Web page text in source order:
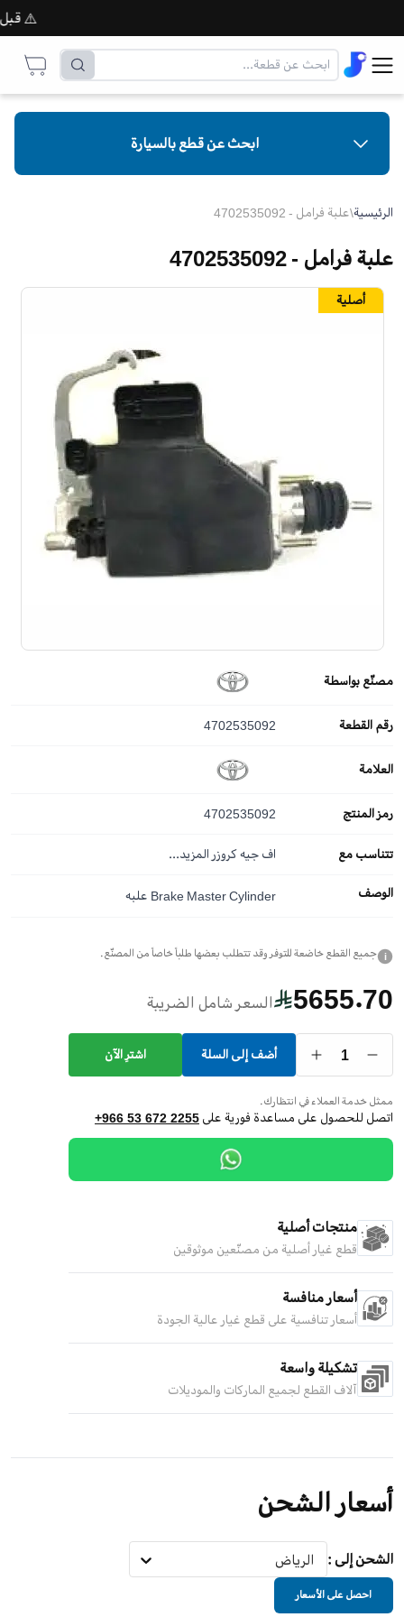
⚠️ قبل
ابحث عن قطع بالسيارة
الرئيسية\علبة فرامل - 4702535092
علبة فرامل - 4702535092
مصنّع بواسطة
رقم القطعة 4702535092
العلامة
رمز المنتج 4702535092
تتناسب مع اف جيه كروزر المزيد...
الوصف Brake Master Cylinder علبه
i جميع القطع خاضعة للتوفر وقد تتطلب بعضها طلباً خاصاً من المصنّع.
5655.70 السعر شامل الضريبة
1 أضف إلى السلة اشترِ الآن
ممثل خدمة العملاء في انتظارك.
اتصل للحصول على مساعدة فورية على +966 53 672 2255
منتجات أصلية
قطع غيار أصلية من مصنّعين موثوقين
أسعار منافسة
أسعار تنافسية على قطع غيار عالية الجودة
تشكيلة واسعة
آلاف القطع لجميع الماركات والموديلات
أصلية
أسعار الشحن
الشحن إلى : الرياض
احصل على الأسعار